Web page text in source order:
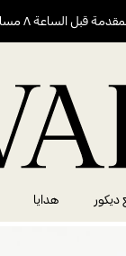
قبل الساعة ٨ مساءً
هدايا